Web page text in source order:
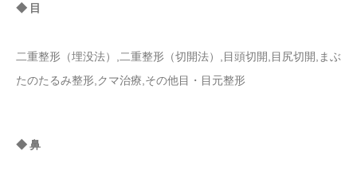
◆ 目
二重整形（埋没法）,二重整形（切開法）,目頭切開,目尻切開,まぶ
たのたるみ整形,クマ治療,その他目・目元整形
◆ 鼻